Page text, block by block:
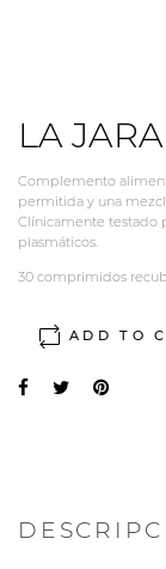
Nombre de la
LA
​Complemento
permitida y una
Clínicamente testado
plasmáticos.
30 comprimidos
ADD TO